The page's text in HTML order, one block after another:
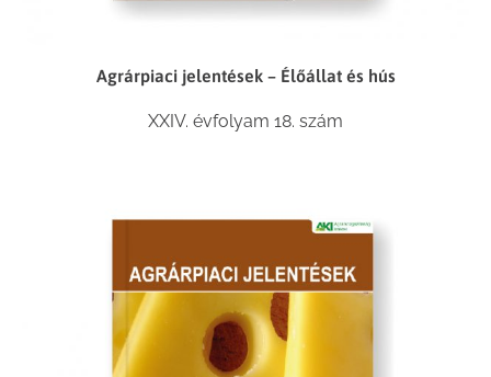
Agrárpiaci jelentések – Élőállat és hús
XXIV. évfolyam 18. szám